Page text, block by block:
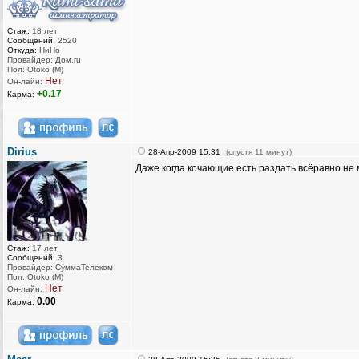
Стаж: 18 лет
Сообщений: 2520
Откуда: НиНо
Провайдер: Дом.ru
Пол: Otoko (M)
Он-лайн: Нет
Карма: +0.17
Dirius
Стаж: 17 лет
Сообщений: 3
Провайдер: СуммаТелеком
Пол: Otoko (M)
Он-лайн: Нет
Карма: 0.00
28-Апр-2009 15:31 (спустя 11 минут)
Даже когда кочающие есть раздать всёравно не